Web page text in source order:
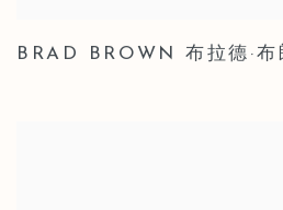
BRAD BROWN 布拉德·布